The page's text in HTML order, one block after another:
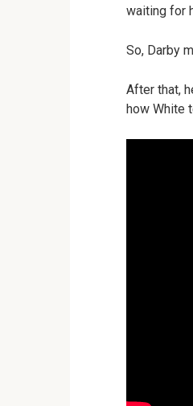
waiting for
So, Darby
After that,
how White